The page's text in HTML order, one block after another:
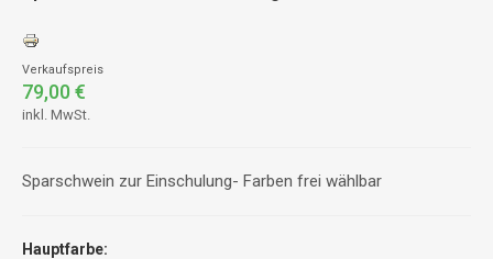
Verkaufspreis
79,00 €
inkl. MwSt.
Sparschwein zur Einschulung- Farben frei wählbar
Hauptfarbe: